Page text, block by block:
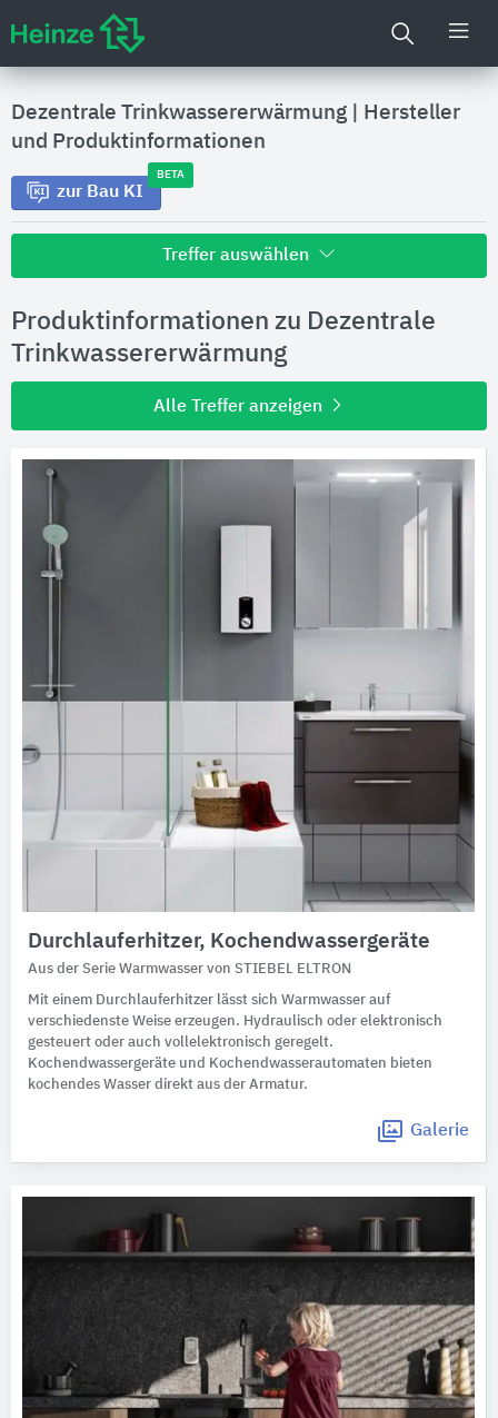
Dezentrale Trinkwassererwärmung
Hersteller
und Produktinformationen
zur Bau KI
BETA
Treffer auswählen
Hersteller
Produktinformationen
Produktdaten
Ausschreibungstexte
CAD-Details
Architekturobjekte
Expertenprofile
Produktinformationen zu Dezentrale
Trinkwassererwärmung
Alle Treffer anzeigen
Durchlauferhitzer, Kochendwassergeräte
Aus der Serie Warmwasser von STIEBEL ELTRON
Mit einem Durchlauferhitzer lässt sich Warmwasser auf
verschiedenste Weise erzeugen. Hydraulisch oder elektronisch
gesteuert oder auch vollelektronisch geregelt.
Kochendwassergeräte und Kochendwasserautomaten bieten
kochendes Wasser direkt aus der Armatur.
Galerie